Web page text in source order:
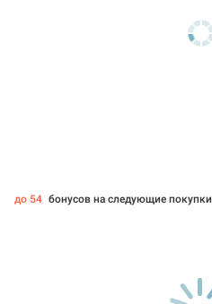
до 54 бонусов на следующие покупки